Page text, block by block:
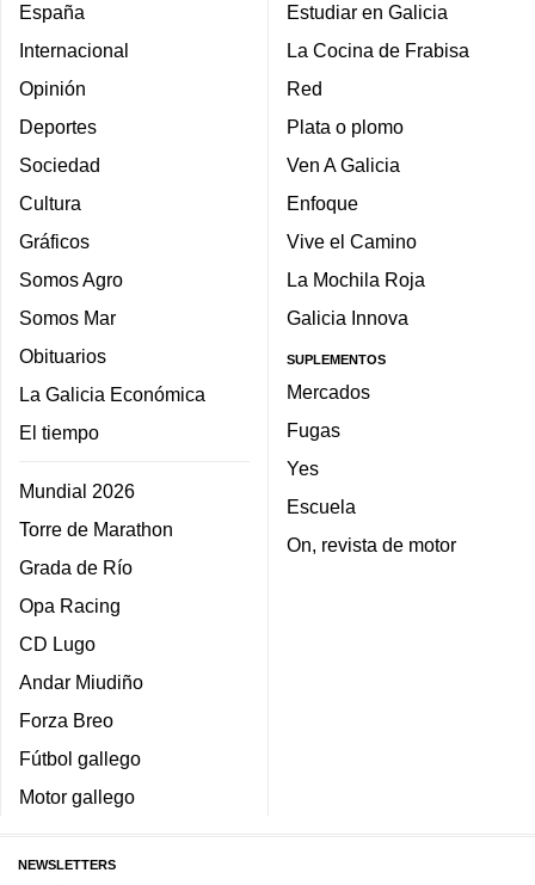
España
Internacional
Opinión
Deportes
Sociedad
Cultura
Gráficos
Somos Agro
Somos Mar
Obituarios
La Galicia Económica
El tiempo
Mundial 2026
Torre de Marathon
Grada de Río
Opa Racing
CD Lugo
Andar Miudiño
Forza Breo
Fútbol gallego
Motor gallego
Estudiar en Galicia
La Cocina de Frabisa
Red
Plata o plomo
Ven A Galicia
Enfoque
Vive el Camino
La Mochila Roja
Galicia Innova
SUPLEMENTOS
Mercados
Fugas
Yes
Escuela
On, revista de motor
NEWSLETTERS